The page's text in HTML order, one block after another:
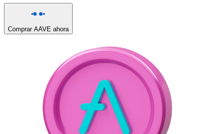
Comprar AAVE ahora